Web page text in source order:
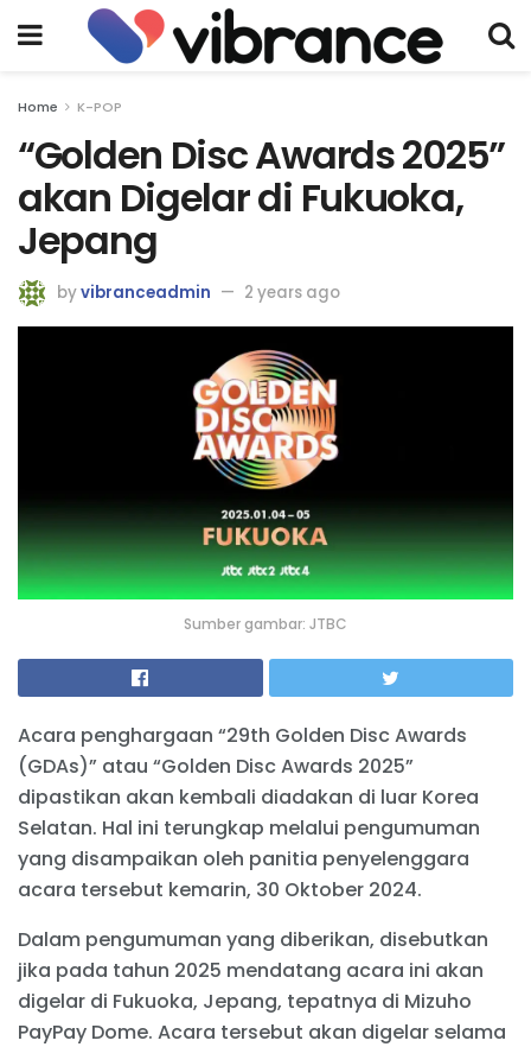
Home K-POP
“Golden Disc Awards 2025”
akan Digelar di Fukuoka,
Jepang
byvibranceadmin 2 years ago
Sumber gambar: JTBC
Acara penghargaan “29th Golden Disc Awards
(GDAs)” atau “Golden Disc Awards 2025”
dipastikan akan kembali diadakan di luar Korea
Selatan. Hal ini terungkap melalui pengumuman
yang disampaikan oleh panitia penyelenggara
acara tersebut kemarin, 30 Oktober 2024.
Dalam pengumuman yang diberikan, disebutkan
jika pada tahun 2025 mendatang acara ini akan
digelar di Fukuoka, Jepang, tepatnya di Mizuho
PayPay Dome. Acara tersebut akan digelar selama